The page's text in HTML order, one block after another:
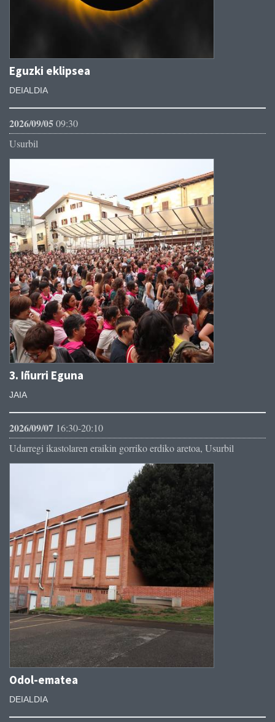
Eguzki eklipsea
DEIALDIA
2026/09/0509:30
Usurbil
3. Iñurri Eguna
JAIA
2026/09/07 16:30-20:10
Udarregi ikastolaren eraikin gorriko erdiko aretoa, Usurbil
Odol-ematea
DEIALDIA